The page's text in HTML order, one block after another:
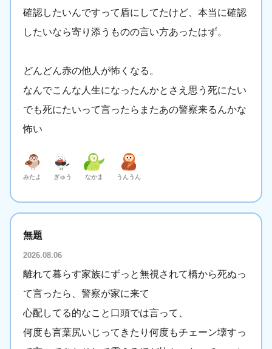
確認したいんですって盾にしてたけど、本当に確認
したいなら寄り添うものの言い方あったはず。
どんどん赤の他人が怖くなる。
なんでこんな人生になったんかとさえ思う死にたい
でも死にたいって言ったらまたあの警察来るんかな
怖い
みたよ ぎゅう なかま うんうん
無題
2026.08.06
離れて暮らす家族にずっと無視されて橋から死ぬっ
て言ったら、警察が家に来て
心配してる的なこと口頭では言って、
何度も言葉尻いじってきたり何度もチェーン壊すっ